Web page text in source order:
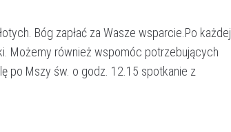
Bóg zapłać za Wasze wsparcie.Po każdej
Możemy również wspomóc potrzebujących
po Mszy św. o godz. 12.15 spotkanie z